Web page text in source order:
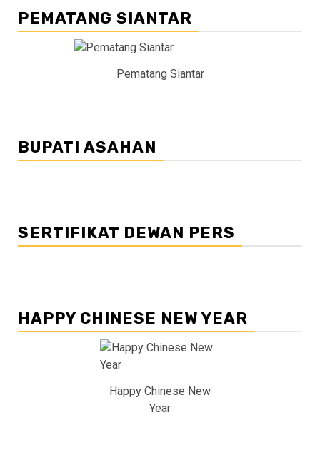
PEMATANG SIANTAR
Pematang Siantar
BUPATI ASAHAN
SERTIFIKAT DEWAN PERS
HAPPY CHINESE NEW YEAR
Happy Chinese New
Year